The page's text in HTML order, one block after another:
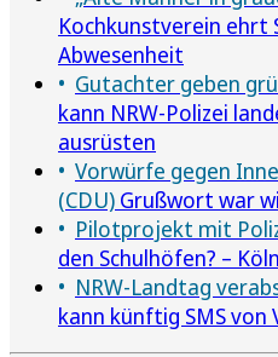
Kochkunstverein ehrt
Abwesenheit
Gutachter geben
kann NRW-Polizei
ausrüsten
Vorwürfe gegen
(CDU) Grußwort war
Pilotprojekt mit
den Schulhöfen? –
NRW-Landtag
kann künftig SMS